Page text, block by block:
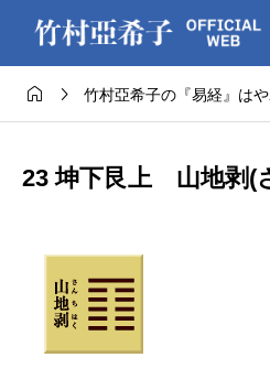
  竹村亞希子の『易経』はや
23 坤下艮上 山地剥(